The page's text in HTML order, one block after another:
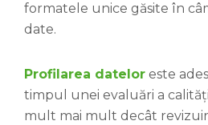
formatele unice găsite în
date.
Profilarea datelor este
timpul unei evaluări a
mult mai mult decât